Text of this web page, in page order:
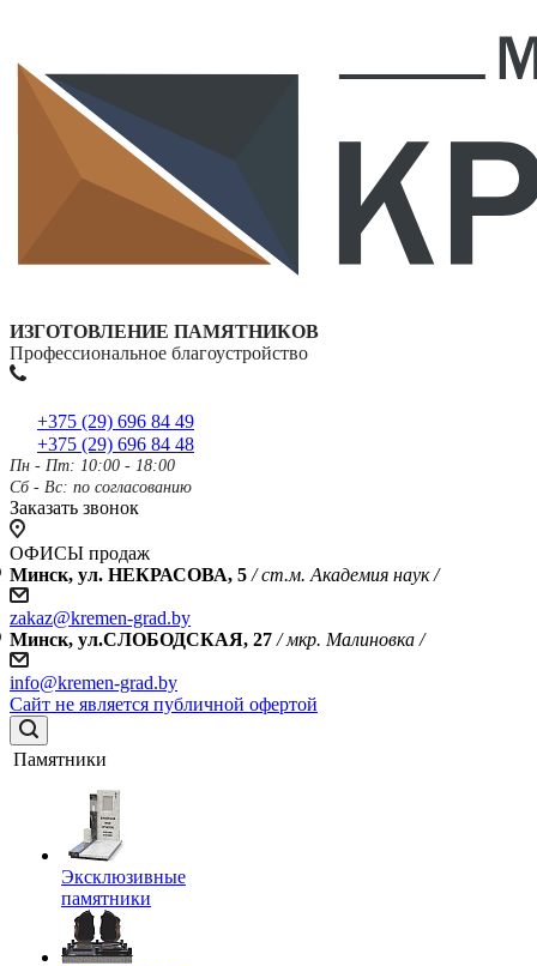
ИЗГОТОВЛЕНИЕ ПАМЯТНИКОВ
Профессиональное благоустройство
+375 (29) 696 84 49
+375 (29) 696 84 48
Пн - Пт: 10:00 - 18:00
Сб - Вс: по согласованию
Заказать звонок
ОФИСЫ продаж
Минск, ул. НЕКРАСОВА, 5 / ст.м. Академия наук /
zakaz@kremen-grad.by
Минск, ул.СЛОБОДСКАЯ, 27 / мкр. Малиновка /
info@kremen-grad.by
Сайт не является публичной офертой
Памятники
Эксклюзивные
памятники